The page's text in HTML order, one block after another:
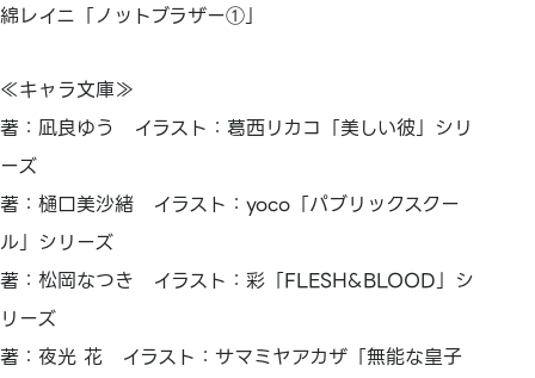
綿レイニ「ノットブラザー①」
≪キャラ文庫≫
著：凪良ゆう イラスト：葛西リカコ「美しい彼」シリ
ーズ
著：樋口美沙緒 イラスト：yoco「パブリックスクー
ル」シリーズ
著：松岡なつき イラスト：彩「FLESH&BLOOD」シ
リーズ
著：夜光 花 イラスト：サマミヤアカザ「無能な皇子